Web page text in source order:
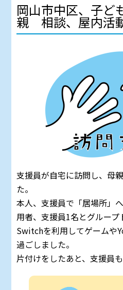
岡山市中区、子ど
親 相談、屋内活
支援員が自宅に訪問し、母
た。
本人、支援員で「居場所」
用者、支援員1名とグループ
Switchを利用してゲームや
過ごしました。
片付けをしたあと、支援員